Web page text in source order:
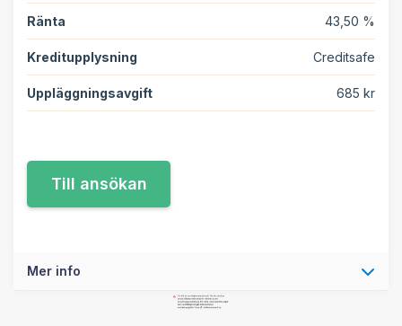
Ränta 43,50 %
Kreditupplysning Creditsafe
Uppläggningsavgift 685 kr
Mer info